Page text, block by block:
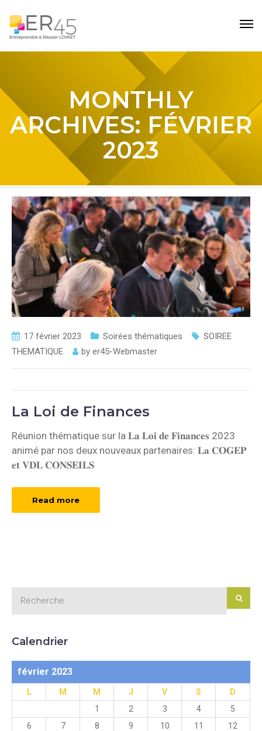
MONTHLY
ARCHIVES: FÉVRIER
2023
17 février 2023 Soirées thématiques
SOIREE
THEMATIQUE
by er45-Webmaster
La Loi de Finances
Réunion thématique sur la 𝐋𝐚 𝐋𝐨𝐢 𝐝𝐞 𝐅𝐢𝐧𝐚𝐧𝐜𝐞𝐬 2023
animé par nos deux nouveaux partenaires: 𝐋𝐚 𝐂𝐎𝐆𝐄𝐏
𝐞𝐭 𝐕𝐃𝐋 𝐂𝐎𝐍𝐒𝐄𝐈𝐋𝐒
Read more
Calendrier
février 2023
L M M J V S
D
1
2 3 4
5
6
7 8 9 10 11
12